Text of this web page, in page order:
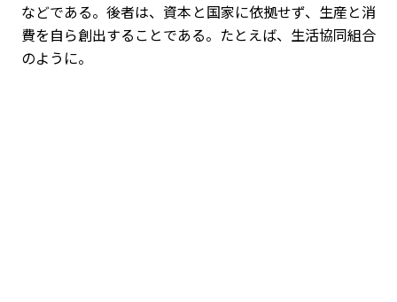
などである。後者は、資本と国家に依拠せず、生産と消
費を自ら創出することである。たとえば、生活協同組合
のように。